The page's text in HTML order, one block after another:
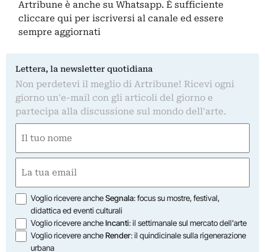
Artribune è anche su Whatsapp. È sufficiente
cliccare qui per iscriversi al canale ed essere
sempre aggiornati
Lettera, la newsletter quotidiana
Non perdetevi il meglio di Artribune! Ricevi ogni
giorno un'e-mail con gli articoli del giorno e
partecipa alla discussione sul mondo dell'arte.
(Obbligatorio)
Nome
(Obbligatorio)
Opzioni
Voglio ricevere ancheSegnala: focus su mostre, festival,
didattica ed eventi culturali
Voglio ricevere ancheIncanti: il settimanale sul mercato dell'arte
Voglio ricevere ancheRender: il quindicinale sulla rigenerazione
urbana